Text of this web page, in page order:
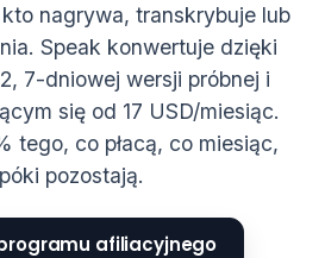
nagrywa, transkrybuje lub
Speak konwertuje dzięki
7-dniowej wersji próbnej i
się od 17 USD/miesiąc.
tego, co płacą, co miesiąc,
pozostają.
programu afiliacyjnego